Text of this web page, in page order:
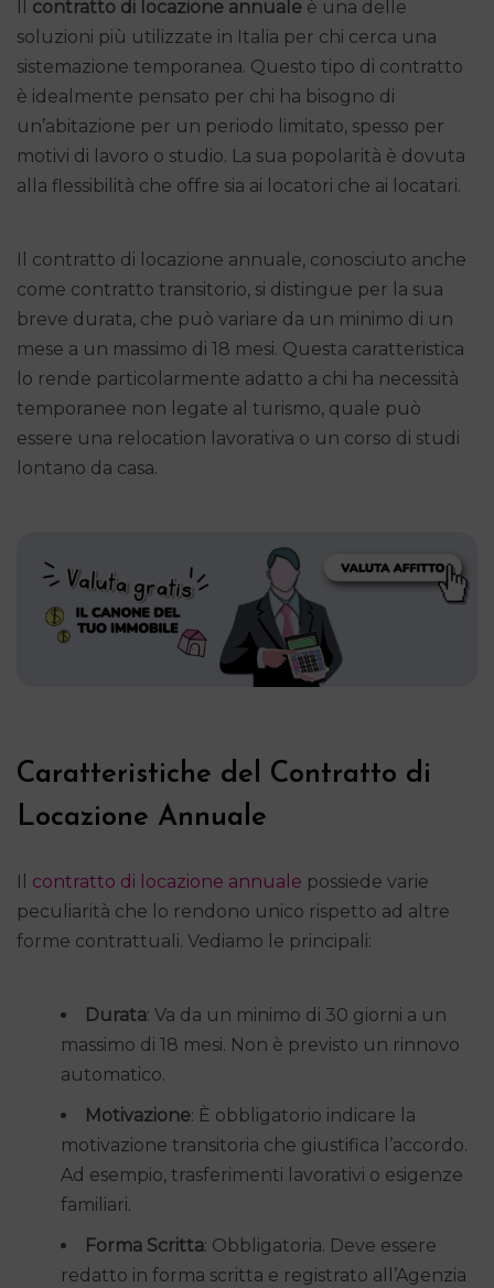
Il contratto di locazione annuale è una delle
soluzioni più utilizzate in Italia per chi cerca una
sistemazione temporanea. Questo tipo di contratto
è idealmente pensato per chi ha bisogno di
un’abitazione per un periodo limitato, spesso per
motivi di lavoro o studio. La sua popolarità è dovuta
alla flessibilità che offre sia ai locatori che ai locatari.
Il contratto di locazione annuale, conosciuto anche
come contratto transitorio, si distingue per la sua
breve durata, che può variare da un minimo di un
mese a un massimo di 18 mesi. Questa caratteristica
lo rende particolarmente adatto a chi ha necessità
temporanee non legate al turismo, quale può
essere una relocation lavorativa o un corso di studi
lontano da casa.
Caratteristiche del Contratto di
Locazione Annuale
Il contratto di locazione annuale possiede varie
peculiarità che lo rendono unico rispetto ad altre
forme contrattuali. Vediamo le principali:
Durata: Va da un minimo di 30 giorni a un
massimo di 18 mesi. Non è previsto un rinnovo
automatico.
Motivazione: È obbligatorio indicare la
motivazione transitoria che giustifica l’accordo.
Ad esempio, trasferimenti lavorativi o esigenze
familiari.
Forma Scritta: Obbligatoria. Deve essere
redatto in forma scritta e registrato all’Agenzia